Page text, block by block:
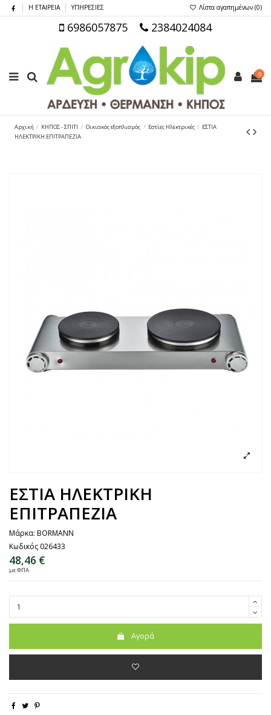
Η ΕΤΑΙΡΕΙΑ ΥΠΗΡΕΣΙΕΣ Λίστα αγαπημένων (0)
6986057875 2384024084
0
Αρχική ΚΗΠΟΣ - ΣΠΙΤΙ Οικιακός εξοπλισμός Εστίες Ηλεκτρικές
ΕΣΤΙΑ
ΗΛΕΚΤΡΙΚΗ ΕΠΙΤΡΑΠΕΖΙΑ
ΕΣΤΙΑ ΗΛΕΚΤΡΙΚΗ
ΕΠΙΤΡΑΠΕΖΙΑ
Μάρκα: BORMANN
Κωδικός 026433
48,46 €
με ΦΠΑ
Αγορά